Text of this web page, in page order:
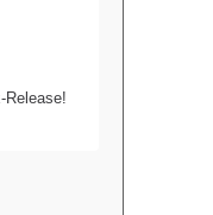
Release!